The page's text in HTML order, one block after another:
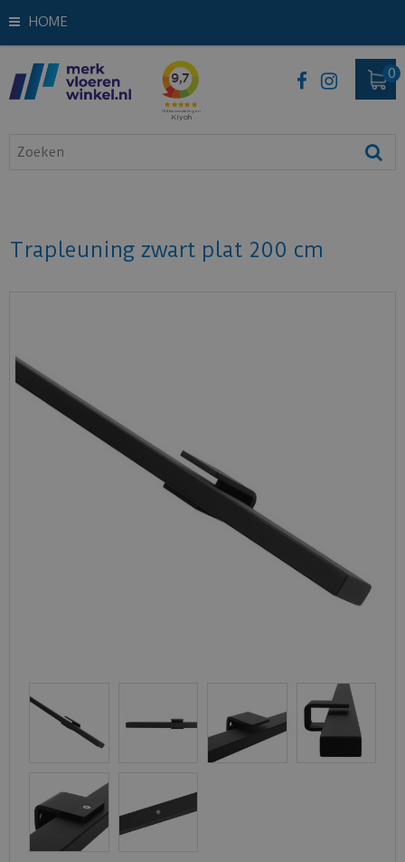
HOME
Trapleuning zwart plat 200 cm